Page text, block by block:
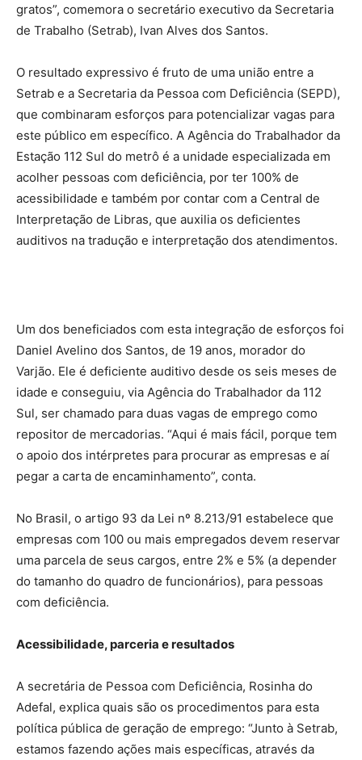
gratos”, comemora o secretário executivo da Secretaria
de Trabalho (Setrab), Ivan Alves dos Santos.
O resultado expressivo é fruto de uma união entre a
Setrab e a Secretaria da Pessoa com Deficiência (SEPD),
que combinaram esforços para potencializar vagas para
este público em específico. A Agência do Trabalhador da
Estação 112 Sul do metrô é a unidade especializada em
acolher pessoas com deficiência, por ter 100% de
acessibilidade e também por contar com a Central de
Interpretação de Libras, que auxilia os deficientes
auditivos na tradução e interpretação dos atendimentos.
Um dos beneficiados com esta integração de esforços foi
Daniel Avelino dos Santos, de 19 anos, morador do
Varjão. Ele é deficiente auditivo desde os seis meses de
idade e conseguiu, via Agência do Trabalhador da 112
Sul, ser chamado para duas vagas de emprego como
repositor de mercadorias. “Aqui é mais fácil, porque tem
o apoio dos intérpretes para procurar as empresas e aí
pegar a carta de encaminhamento”, conta.
No Brasil, o artigo 93 da Lei nº 8.213/91 estabelece que
empresas com 100 ou mais empregados devem reservar
uma parcela de seus cargos, entre 2% e 5% (a depender
do tamanho do quadro de funcionários), para pessoas
com deficiência.
Acessibilidade, parceria e resultados
A secretária de Pessoa com Deficiência, Rosinha do
Adefal, explica quais são os procedimentos para esta
política pública de geração de emprego: “Junto à Setrab,
estamos fazendo ações mais específicas, através da